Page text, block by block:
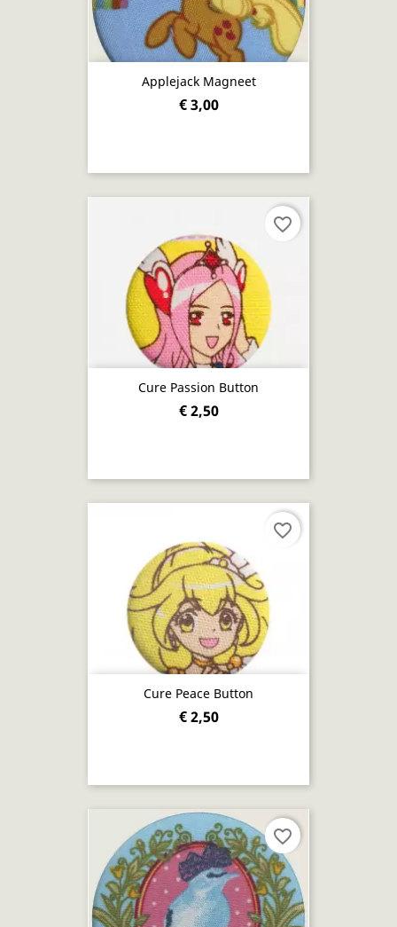
Applejack Magneet
€ 3,00
Cure Passion Button
€ 2,50
favorite_border
Cure Peace Button
€ 2,50
favorite_border
favorite_border